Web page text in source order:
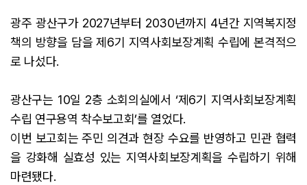
광주 광산구가 2027년부터 2030년까지 4년간 지역복지정
책의 방향을 담을 제6기 지역사회보장계획 수립에 본격적으
로 나섰다.
광산구는 10일 2층 소회의실에서 ‘제6기 지역사회보장계획
수립 연구용역 착수보고회’를 열었다.
이번 보고회는 주민 의견과 현장 수요를 반영하고 민관 협력
을 강화해 실효성 있는 지역사회보장계획을 수립하기 위해
마련됐다.